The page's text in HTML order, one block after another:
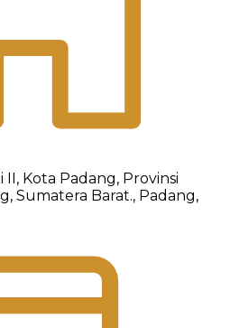
II, Kota Padang, Provinsi
Sumatera Barat., Padang,